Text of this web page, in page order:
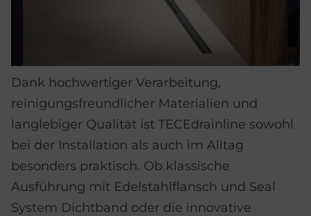
Dank hochwertiger Verarbeitung,
reinigungsfreundlicher Materialien und
langlebiger Qualität ist TECEdrainline sowohl
bei der Installation als auch im Alltag
besonders praktisch. Ob klassische
Ausführung mit Edelstahlflansch und Seal
System Dichtband oder die innovative